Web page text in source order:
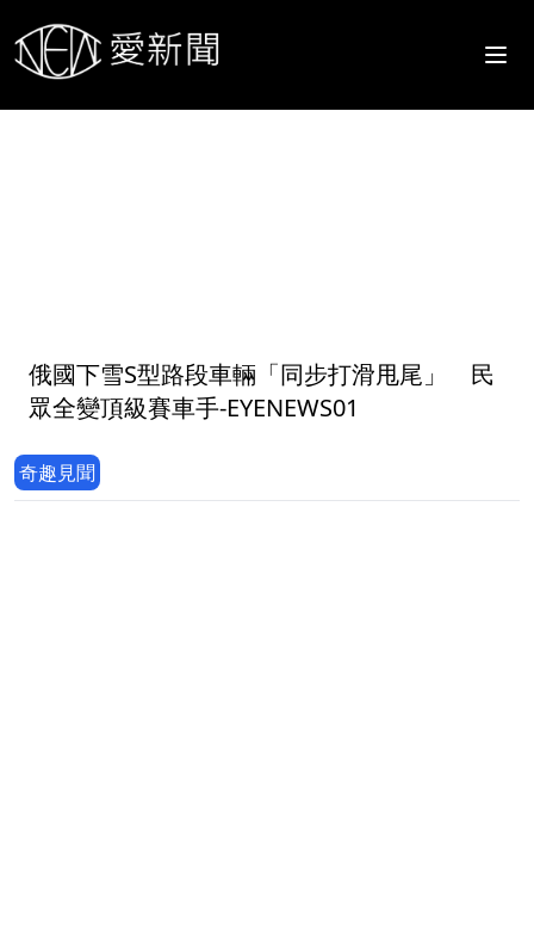
俄國下雪S型路段車輛「同步打滑甩尾」 民
眾全變頂級賽車手-EYENEWS01
奇趣見聞